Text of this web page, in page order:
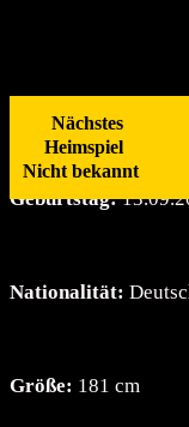
Nächstes
Heimspiel
Nicht bekannt
Geburtstag:
Nationalität:
Größe: 181 cm